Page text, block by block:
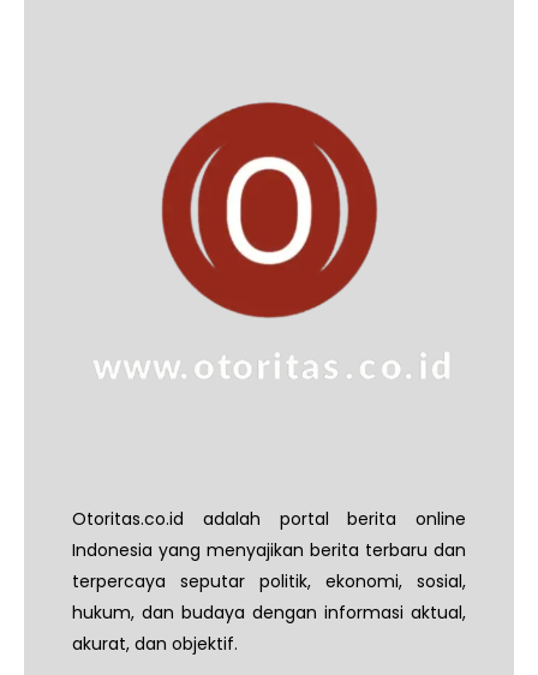
Otoritas.co.id adalah portal berita online
Indonesia yang menyajikan berita terbaru dan
terpercaya seputar politik, ekonomi, sosial,
hukum, dan budaya dengan informasi aktual,
akurat, dan objektif.